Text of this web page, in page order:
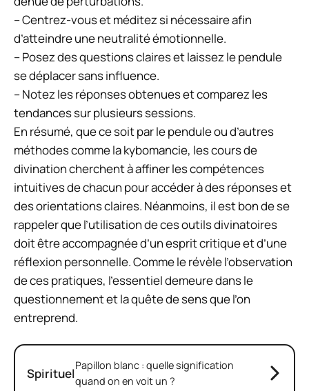
– Centrez-vous et méditez si nécessaire afin
d’atteindre une neutralité émotionnelle.
– Posez des questions claires et laissez le pendule
se déplacer sans influence.
– Notez les réponses obtenues et comparez les
tendances sur plusieurs sessions.
En résumé, que ce soit par le pendule ou d’autres
méthodes comme la kybomancie, les cours de
divination cherchent à affiner les compétences
intuitives de chacun pour accéder à des réponses et
des orientations claires. Néanmoins, il est bon de se
rappeler que l’utilisation de ces outils divinatoires
doit être accompagnée d’un esprit critique et d’une
réflexion personnelle. Comme le révèle l’observation
de ces pratiques, l’essentiel demeure dans le
questionnement et la quête de sens que l’on
entreprend.
SpirituelPapillon blanc : quelle signification
quand on en voit un ?